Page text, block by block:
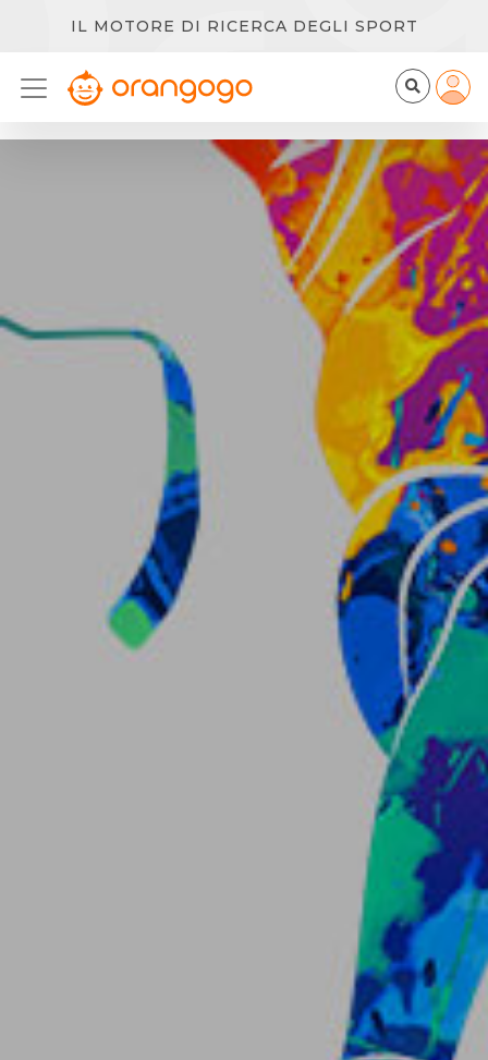
IL MOTORE DI RICERCA DEGLI SPORT